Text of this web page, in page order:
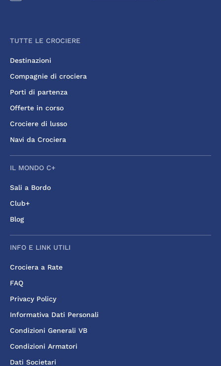
TUTTE LE CROCIERE
Destinazioni
Compagnie di crociera
Porti di partenza
Offerte in corso
Crociere di lusso
Navi da Crociera
IL MONDO C+
Sali a Bordo
Club+
Blog
INFO E LINK UTILI
Crociera a Rate
FAQ
Privacy Policy
Informativa Dati Personali
Condizioni Generali VB
Condizioni Armatori
Dati Societari